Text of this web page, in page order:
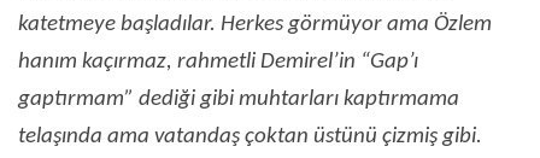
katetmeye başladılar. Herkes görmüyor ama Özlem
hanım kaçırmaz, rahmetli Demirel’in “Gap’ı
gaptırmam” dediği gibi muhtarları kaptırmama
telaşında ama vatandaş çoktan üstünü çizmiş gibi.